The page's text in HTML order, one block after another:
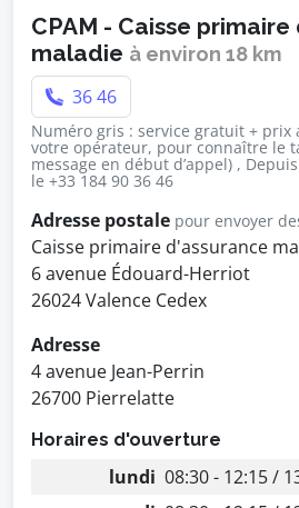
CPAM - Caisse
maladie à environ 18 km
36 46
Numéro gris : service gratuit + prix
votre opérateur, pour connaître le
message en début d’appel) ,
le +33 184 90 36 46
Adresse postale pour envoyer
Caisse primaire d'assurance
6 avenue Édouard-Herriot
26024 Valence Cedex
Adresse
4 avenue Jean-Perrin
26700 Pierrelatte
Horaires d'ouverture
lundi 08:30 - 12:15 /